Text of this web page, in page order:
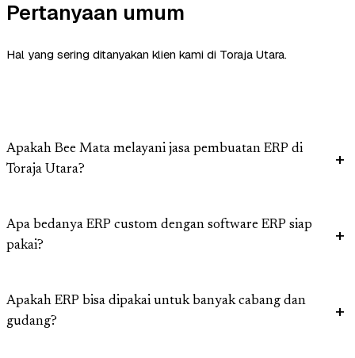
Pertanyaan umum
Hal yang sering ditanyakan klien kami di Toraja Utara.
Apakah Bee Mata melayani jasa pembuatan ERP di
Toraja Utara?
Apa bedanya ERP custom dengan software ERP siap
pakai?
Apakah ERP bisa dipakai untuk banyak cabang dan
gudang?